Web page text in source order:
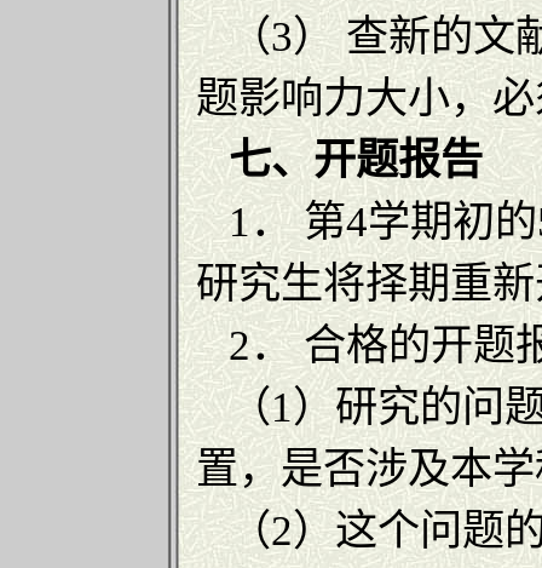
（3） 查新的文
题影响力大小，
七、开题报告
1． 第4学期初的
研究生将择期重
2． 合格的开题
（1）研究的问
置，是否涉及本
（2）这个问题